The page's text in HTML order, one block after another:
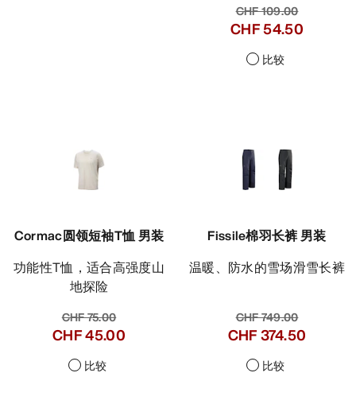
CHF 109.00
CHF 54.50
比较
Cormac圆领短袖T恤 男装
功能性T恤，适合高强度山
地探险
CHF 75.00
CHF 45.00
比较
Fissile棉羽长裤 男装
温暖、防水的雪场滑雪长裤
CHF 749.00
CHF 374.50
比较